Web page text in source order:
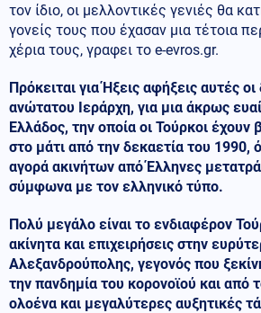
τον ίδιο, οι μελλοντικές γενιές θα
γονείς τους που έχασαν μια τέτοια
χέρια τους, γραφει το e-evros.gr.
Πρόκειται για Ήξεις αφήξεις αυτές
ανώτατου Ιεράρχη, για μια άκρως
Ελλάδος, την οποία οι Τούρκοι έχουν
στο μάτι από την δεκαετία του 1990,
αγορά ακινήτων από Έλληνες
σύμφωνα με τον ελληνικό τύπο.
Πολύ μεγάλο είναι το ενδιαφέρον
ακίνητα και επιχειρήσεις στην
Αλεξανδρούπολης, γεγονός που
την πανδημία του κορονοϊού και από
ολοένα και μεγαλύτερες αυξητικές